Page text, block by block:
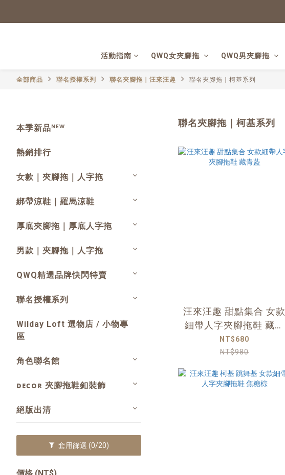
活動指南 QWQ女夾腳拖 QWQ男夾腳拖
全部商品 聯名授權系列 聯名夾腳拖｜汪來汪趣 聯名夾腳拖｜柯基系列
本季新品ᴺᴱᵂ
熱銷排行
女款｜夾腳拖｜人字拖
綁帶涼鞋｜羅馬涼鞋
厚底夾腳拖｜厚底人字拖
男款｜夾腳拖｜人字拖
QWQ精選品牌快閃特賣
聯名授權系列
Wilday Loft 選物店 / 小物專
區
角色聯名館
ᴅᴇᴄᴏʀ 夾腳拖鞋釦裝飾
絕版出清
套用篩選 (0/20)
聯名夾腳拖｜柯基系列
汪來汪趣 甜點集合 女款
細帶人字夾腳拖鞋 藏青
藍
NT$680
NT$980